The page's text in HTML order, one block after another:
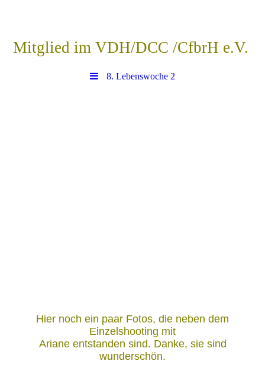
Mitglied im VDH/DCC /CfbrH e.V.
8. Lebenswoche 2
Hier noch ein paar Fotos, die neben dem
Einzelshooting mit
Ariane entstanden sind. Danke, sie sind
wunderschön.